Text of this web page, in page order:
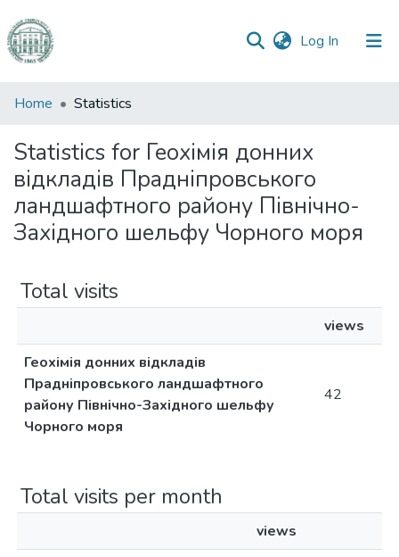
Log In (current)
Communities
Collections
All of DSpace
Home Statistics
Statistics for Геохімія донних
відкладів Прадніпровського
ландшафтного району Північно-
Західного шельфу Чорного моря
Total visits
views
Геохімія донних відкладів
Прадніпровського ландшафтного
району Північно-Західного шельфу
Чорного моря
42
Total visits per month
views